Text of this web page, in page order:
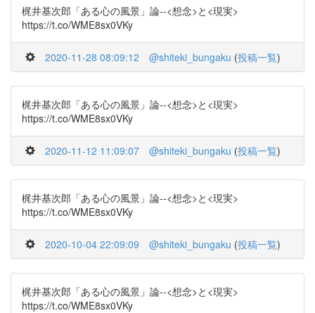
梶井基次郎「ある心の風景」論--<想念>と<現実>
https://t.co/WME8sx0VKy
2020-11-28 08:09:12 @shiteki_bungaku (投稿一覧)
梶井基次郎「ある心の風景」論--<想念>と<現実>
https://t.co/WME8sx0VKy
2020-11-12 11:09:07 @shiteki_bungaku (投稿一覧)
梶井基次郎「ある心の風景」論--<想念>と<現実>
https://t.co/WME8sx0VKy
2020-10-04 22:09:09 @shiteki_bungaku (投稿一覧)
梶井基次郎「ある心の風景」論--<想念>と<現実>
https://t.co/WME8sx0VKy